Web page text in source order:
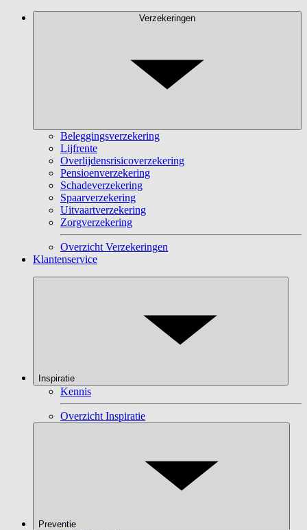
Verzekeringen
Beleggingsverzekering
Lijfrente
Overlijdensrisicoverzekering
Pensioenverzekering
Schadeverzekering
Spaarverzekering
Uitvaartverzekering
Zorgverzekering
Overzicht Verzekeringen
Klantenservice
Inspiratie
Kennis
Overzicht Inspiratie
Preventie